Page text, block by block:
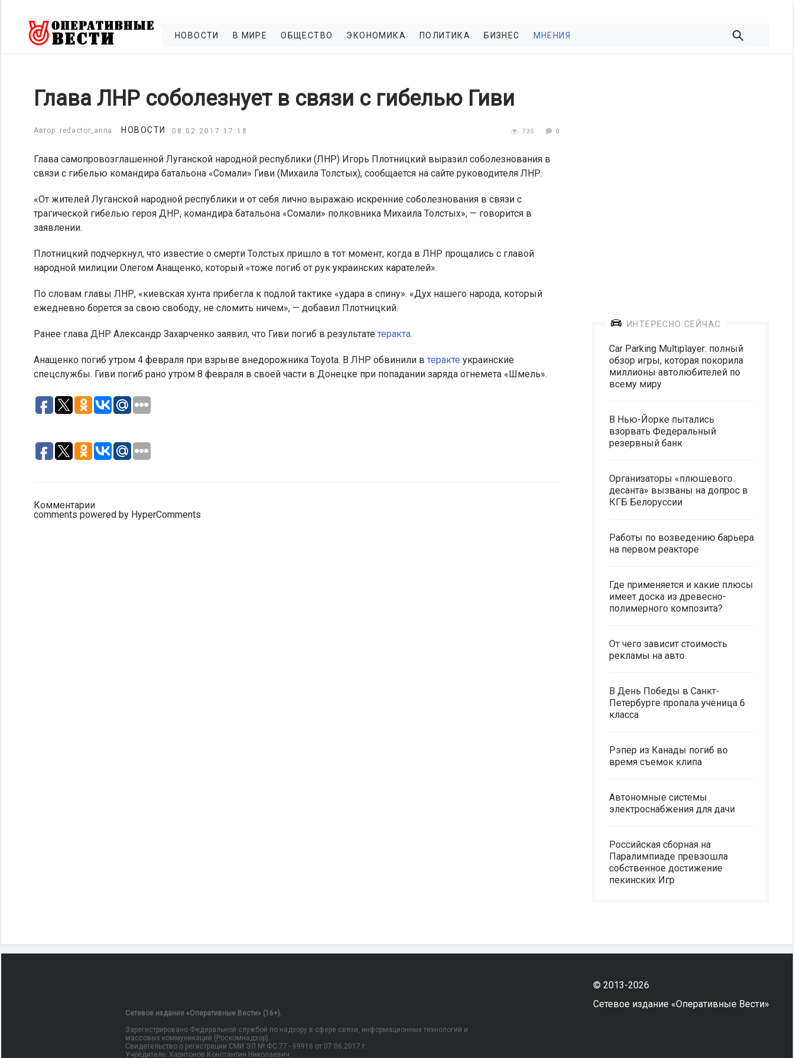
НОВОСТИ В МИРЕ ОБЩЕСТВО ЭКОНОМИКА ПОЛИТИКА БИЗНЕС МНЕНИЯ
Глава ЛНР соболезнует в связи с гибелью Гиви
Автор: redactor_anna НОВОСТИ 08.02.2017 17:18 735 0
Глава самопровозглашенной Луганской народной республики (ЛНР) Игорь Плотницкий выразил соболезнования в
связи с гибелью командира батальона «Сомали» Гиви (Михаила Толстых), сообщается на сайте руководителя ЛНР.
«От жителей Луганской народной республики и от себя лично выражаю искренние соболезнования в связи с
трагической гибелью героя ДНР, командира батальона «Сомали» полковника Михаила Толстых», — говорится в
заявлении.
Плотницкий подчеркнул, что известие о смерти Толстых пришло в тот момент, когда в ЛНР прощались с главой
народной милиции Олегом Анащенко, который «тоже погиб от рук украинских карателей».
По словам главы ЛНР, «киевская хунта прибегла к подлой тактике «удара в спину». «Дух нашего народа, который
ежедневно борется за свою свободу, не сломить ничем», — добавил Плотницкий.
Ранее глава ДНР Александр Захарченко заявил, что Гиви погиб в результате теракта.
Анащенко погиб утром 4 февраля при взрыве внедорожника Toyota. В ЛНР обвинили в теракте украинские
спецслужбы. Гиви погиб рано утром 8 февраля в своей части в Донецке при попадании заряда огнемета «Шмель».
Комментарии
comments powered by HyperComments
ИНТЕРЕСНО СЕЙЧАС
Car Parking Multiplayer: полный
обзор игры, которая покорила
миллионы автолюбителей по
всему миру
В Нью-Йорке пытались
взорвать Федеральный
резервный банк
Организаторы «плюшевого
десанта» вызваны на допрос в
КГБ Белоруссии
Работы по возведению барьера
на первом реакторе
Где применяется и какие плюсы
имеет доска из древесно-
полимерного композита?
От чего зависит стоимость
рекламы на авто
В День Победы в Санкт-
Петербурге пропала ученица 6
класса
Рэпер из Канады погиб во
время съемок клипа
Автономные системы
электроснабжения для дачи
Российская сборная на
Паралимпиаде превзошла
собственное достижение
пекинских Игр
Сетевое издание «Оперативные Вести» (16+).
Зарегистрировано Федеральной службой по надзору в сфере связи, информационных технологий и
массовых коммуникаций (Роскомнадзор).
Свидетельство о регистрации СМИ ЭЛ № ФС 77 - 69916 от 07.06.2017 г.
Учредитель: Харитонов Константин Николаевич.
© 2013-2026
Сетевое издание «Оперативные Вести»